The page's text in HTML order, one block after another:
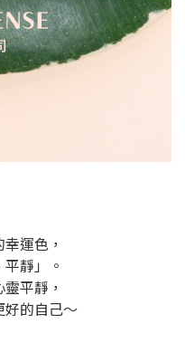
運色，
靜」。
平靜，
的自己～